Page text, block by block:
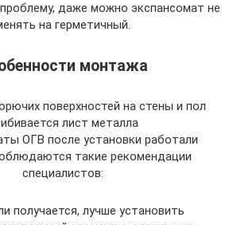
даже можно экспансомат не
на герметичный.
монтажа
поверхностей на стены и пол
лист металла
ОГВ после установки работали
такие рекомендации
специалистов:
получается, лучше установить